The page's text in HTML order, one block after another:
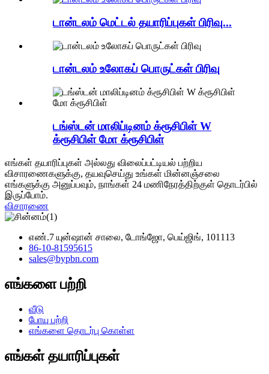
டான்டலம் மெட்டல் தயாரிப்புகள் பிரிவு...
டான்டலம் உலோகப் பொருட்கள் பிரிவு
டங்ஸ்டன் மாலிப்டினம் க்ரூசிபிள் W
க்ரூசிபிள் மோ க்ரூசிபிள்
எங்கள் தயாரிப்புகள் அல்லது விலைப்பட்டியல் பற்றிய
விசாரணைகளுக்கு, தயவுசெய்து உங்கள் மின்னஞ்சலை
எங்களுக்கு அனுப்பவும், நாங்கள் 24 மணிநேரத்திற்குள் தொடர்பில்
இருப்போம்.
விசாரணை
எண்.7 யுன்ஷான் சாலை, டோங்ஜோ, பெய்ஜிங், 101113
86-10-81595615
sales@bypbn.com
எங்களை பற்றி
வீடு
போயு பற்றி
எங்களை தொடர்பு கொள்ள
எங்கள் தயாரிப்புகள்